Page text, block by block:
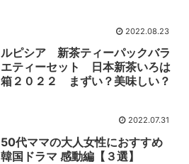
2022.08.23
ルピシア 新茶ティーパックバラ
エティーセット 日本新茶いろは
箱２０２２ まずい？美味しい？
2022.07.31
50代ママの大人女性におすすめ
韓国ドラマ 感動編【３選】